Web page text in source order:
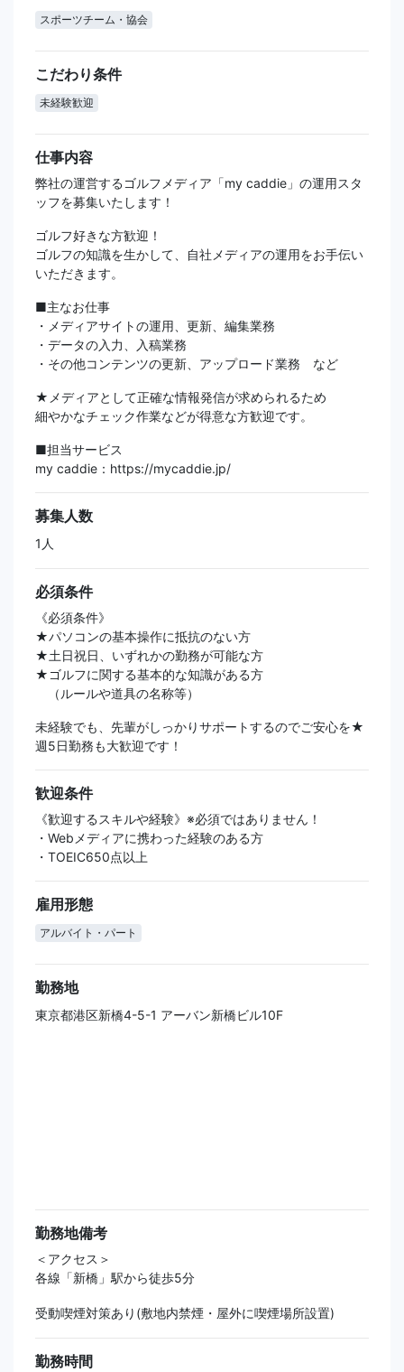
スポーツチーム・協会
こだわり条件
未経験歓迎
仕事内容
弊社の運営するゴルフメディア「my caddie」の運用スタ
ッフを募集いたします！
ゴルフ好きな方歓迎！
ゴルフの知識を生かして、自社メディアの運用をお手伝い
いただきます。
■主なお仕事
・メディアサイトの運用、更新、編集業務
・データの入力、入稿業務
・その他コンテンツの更新、アップロード業務 など
★メディアとして正確な情報発信が求められるため
細やかなチェック作業などが得意な方歓迎です。
■担当サービス
my caddie：https://mycaddie.jp/
募集人数
1人
必須条件
《必須条件》
★パソコンの基本操作に抵抗のない方
★土日祝日、いずれかの勤務が可能な方
★ゴルフに関する基本的な知識がある方
（ルールや道具の名称等）
未経験でも、先輩がしっかりサポートするのでご安心を★
週5日勤務も大歓迎です！
歓迎条件
《歓迎するスキルや経験》※必須ではありません！
・Webメディアに携わった経験のある方
・TOEIC650点以上
雇用形態
アルバイト・パート
勤務地
東京都港区新橋4-5-1 アーバン新橋ビル10F
勤務地備考
＜アクセス＞
各線「新橋」駅から徒歩5分
受動喫煙対策あり(敷地内禁煙・屋外に喫煙場所設置)
勤務時間